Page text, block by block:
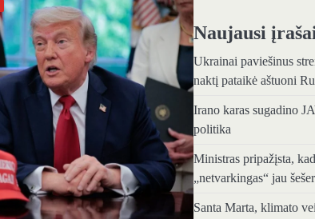
Naujausi
Ukrainai paviešinus
naktį pataikė aštuoni
Irano karas sugadino
politika
Ministras pripažįsta,
„netvarkingas“ jau
Santa Marta, klimato